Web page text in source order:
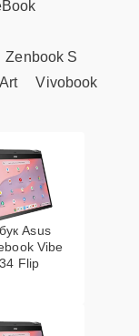
Zenbook S
Vivobook
Asus
Vibe
Flip